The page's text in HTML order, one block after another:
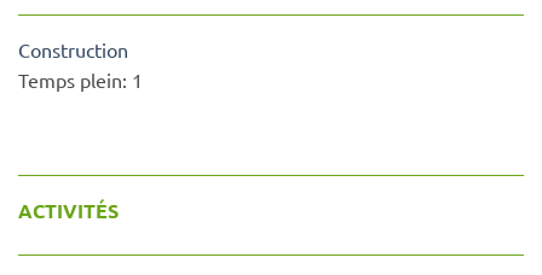
Construction
Temps plein: 1
ACTIVITÉS